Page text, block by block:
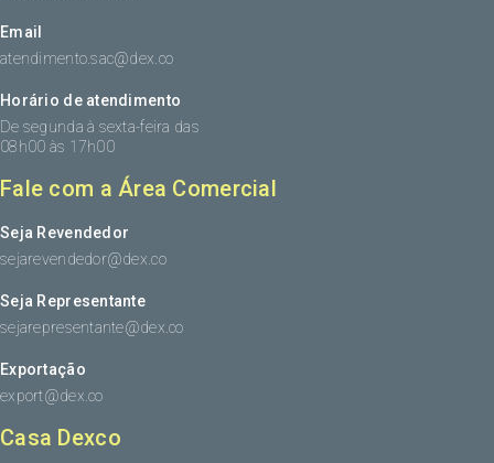
Email
atendimento.sac@dex.co
Horário de atendimento
De segunda à sexta-feira das
08h00 às 17h00
Fale com a Área Comercial
Seja Revendedor
sejarevendedor@dex.co
Seja Representante
sejarepresentante@dex.co
Exportação
export@dex.co
Casa Dexco